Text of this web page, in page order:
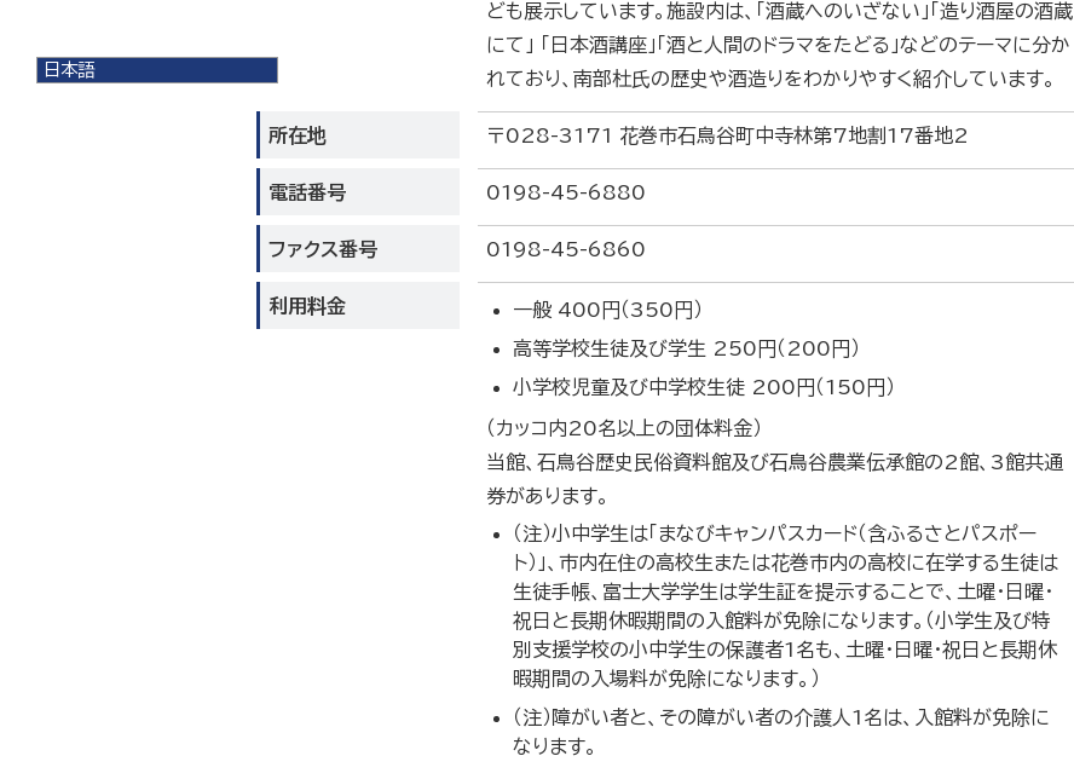
日本語
ども展示しています。施設内は、「酒蔵へのいざない」「造り酒屋の酒蔵
にて」 「日本酒講座」「酒と人間のドラマをたどる」などのテーマに分か
れており、南部杜氏の歴史や酒造りをわかりやすく紹介しています。
所在地 〒028-3171 花巻市石鳥谷町中寺林第7地割17番地2
電話番号 0198-45-6880
ファクス番号 0198-45-6860
利用料金
一般 400円（350円）
高等学校生徒及び学生 250円（200円）
小学校児童及び中学校生徒 200円（150円）
（カッコ内20名以上の団体料金）
当館、石鳥谷歴史民俗資料館及び石鳥谷農業伝承館の2館、3館共通
券があります。
（注）小中学生は「まなびキャンパスカード（含ふるさとパスポー
ト）」、市内在住の高校生または花巻市内の高校に在学する生徒は
生徒手帳、富士大学学生は学生証を提示することで、土曜・日曜・
祝日と長期休暇期間の入館料が免除になります。（小学生及び特
別支援学校の小中学生の保護者1名も、土曜・日曜・祝日と長期休
暇期間の入場料が免除になります。）
（注）障がい者と、その障がい者の介護人1名は、入館料が免除に
なります。